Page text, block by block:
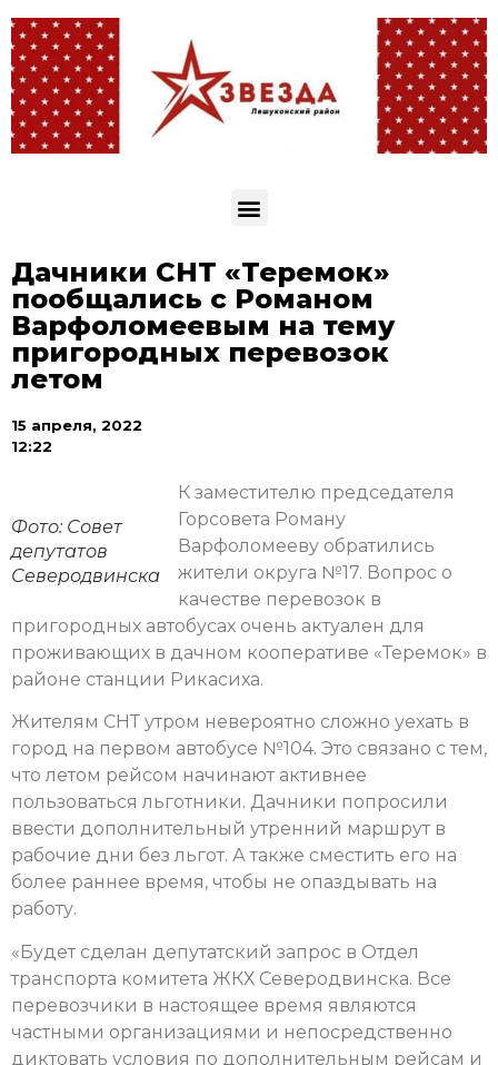
Дачники СНТ «Теремок»
пообщались с Романом
Варфоломеевым на тему
пригородных перевозок
летом
15 апреля, 2022
12:22
Фото: Совет
депутатов
Северодвинска
К заместителю председателя
Горсовета Роману
Варфоломееву обратились
жители округа №17. Вопрос о
качестве перевозок в
пригородных автобусах очень актуален для
проживающих в дачном кооперативе «Теремок» в
районе станции Рикасиха.
Жителям СНТ утром невероятно сложно уехать в
город на первом автобусе №104. Это связано с тем,
что летом рейсом начинают активнее
пользоваться льготники. Дачники попросили
ввести дополнительный утренний маршрут в
рабочие дни без льгот. А также сместить его на
более раннее время, чтобы не опаздывать на
работу.
«Будет сделан депутатский запрос в Отдел
транспорта комитета ЖКХ Северодвинска. Все
перевозчики в настоящее время являются
частными организациями и непосредственно
диктовать условия по дополнительным рейсам и